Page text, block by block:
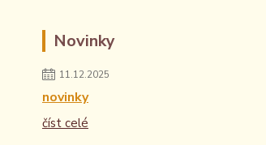
Novinky
11.12.2025
novinky
číst celé